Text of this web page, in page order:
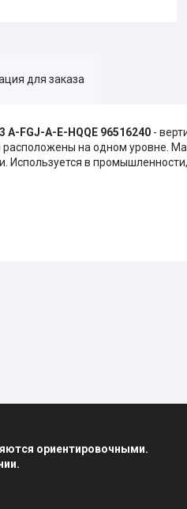
для заказа
FGJ-A-E-HQQE 96516240 -
на одном уровне.
в
ориентировочными.